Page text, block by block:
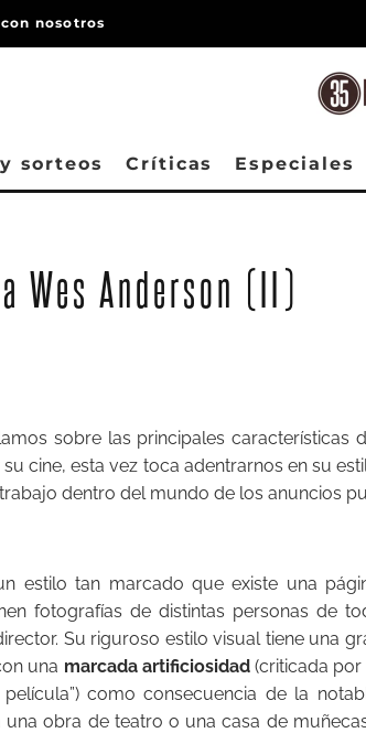
nosotros
sorteos Críticas Especiales
Wes Anderson (II)
sobre las principales características
cine, esta vez toca adentrarnos en su
dentro del mundo de los anuncios
estilo tan marcado que existe una
fotografías de distintas personas de
Su riguroso estilo visual tiene una
una marcada artificiosidad (criticada
como consecuencia de la
obra de teatro o una casa de